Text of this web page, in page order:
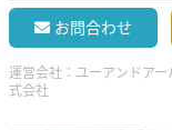
お問合わせ
運営会社： ユーアンドア
式会社